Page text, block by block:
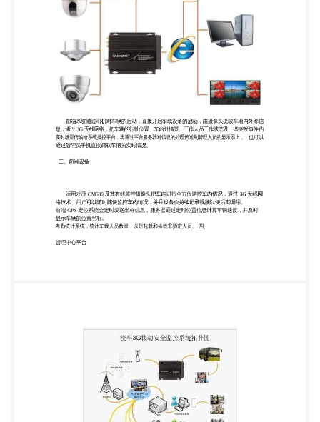
应用服务器等一系列服务群，可以根据学校需要设立
多级监控平台，级别的逻辑关系根据需求可灵活配
置。 前端系统通过司机对车辆的启动，直接开启车
载设备的启动，由摄像头提取车厢内外部信 息，通过
3G 无线网络，把车辆的行驶位置、车内外情景、工
作人员工作状态及一些突发事件的 实时场景传输给系
统操控平台，再通过平台服务器对信息的处理传送到
管理人员的显示器上， 也可以 通过管理员手机直接
CM530 及其有线监控摄像头把车内进行全方位监控
车内情况，通过 3G 无线网 络技术，用户可以随时随
便监控车内情况，并且设备会持续记录视频以便后期
以防超载和搭载非指定人员。 四、 管理中心平台
图 1：系统管理平台主菜单 图 2：校车车内移动视频
监控界面 图 3：校车轨迹监控界面 1、校车集中监
控平台：是深圳市梦网科技有限公司开发的针对车辆
进行监控和调度的系统， 主 要 是配合车载 CM530 产